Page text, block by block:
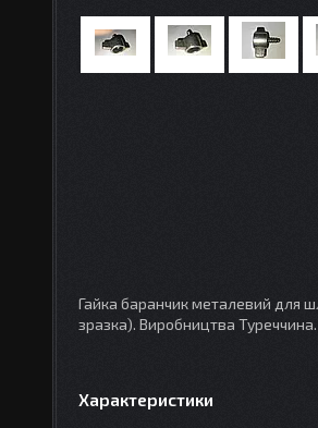
Гайка баранчик металевий для
зразка). Виробництва Туреччина.
Характеристики